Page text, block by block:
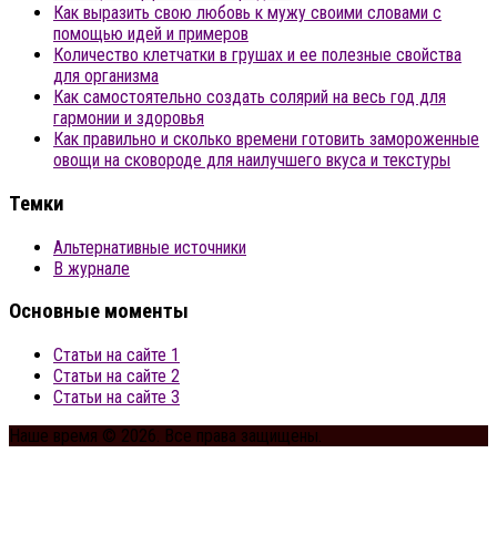
Как выразить свою любовь к мужу своими словами с
помощью идей и примеров
Количество клетчатки в грушах и ее полезные свойства
для организма
Как самостоятельно создать солярий на весь год для
гармонии и здоровья
Как правильно и сколько времени готовить замороженные
овощи на сковороде для наилучшего вкуса и текстуры
Темки
Альтернативные источники
В журнале
Основные моменты
Статьи на сайте 1
Статьи на сайте 2
Статьи на сайте 3
Наше время © 2026. Все права защищены.